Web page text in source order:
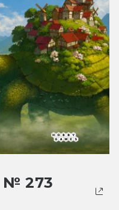
№ 273